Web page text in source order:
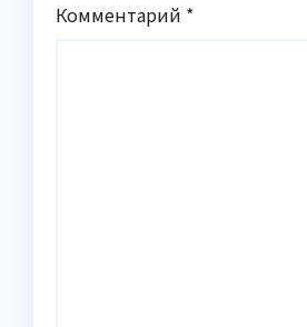
Комментарий *